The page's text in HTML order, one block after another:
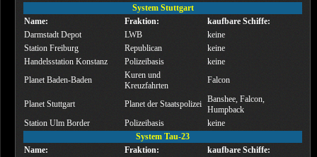
System Stuttgart
Name:
Fraktion:
kaufbare Schiffe:
Darmstadt Depot
LWB
keine
Station Freiburg
Republican
keine
Handelsstation Konstanz
Polizeibasis
keine
Planet Baden-Baden
Kuren und
Kreuzfahrten
Falcon
Planet Stuttgart Planet der Staatspolizei Banshee, Falcon,
Humpback
Station Ulm Border
Polizeibasis
keine
System Tau-23
Name:
Fraktion:
kaufbare Schiffe: